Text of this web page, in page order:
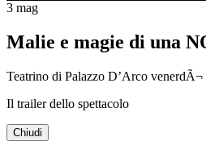
3 mag
Malie e magie di una
Teatrino di Palazzo D’Arco venerdÃ¬
Il trailer dello spettacolo
Chiudi